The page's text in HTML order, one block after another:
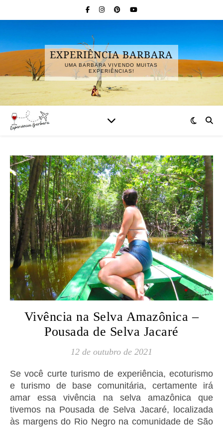
EXPERIÊNCIA BARBARA
UMA BARBARA VIVENDO MUITAS
EXPERIÊNCIAS!
Vivência na Selva Amazônica –
Pousada de Selva Jacaré
12 de outubro de 2021
Se você curte turismo de experiência, ecoturismo
e turismo de base comunitária, certamente irá
amar essa vivência na selva amazônica que
tivemos na Pousada de Selva Jacaré, localizada
às margens do Rio Negro na comunidade de São